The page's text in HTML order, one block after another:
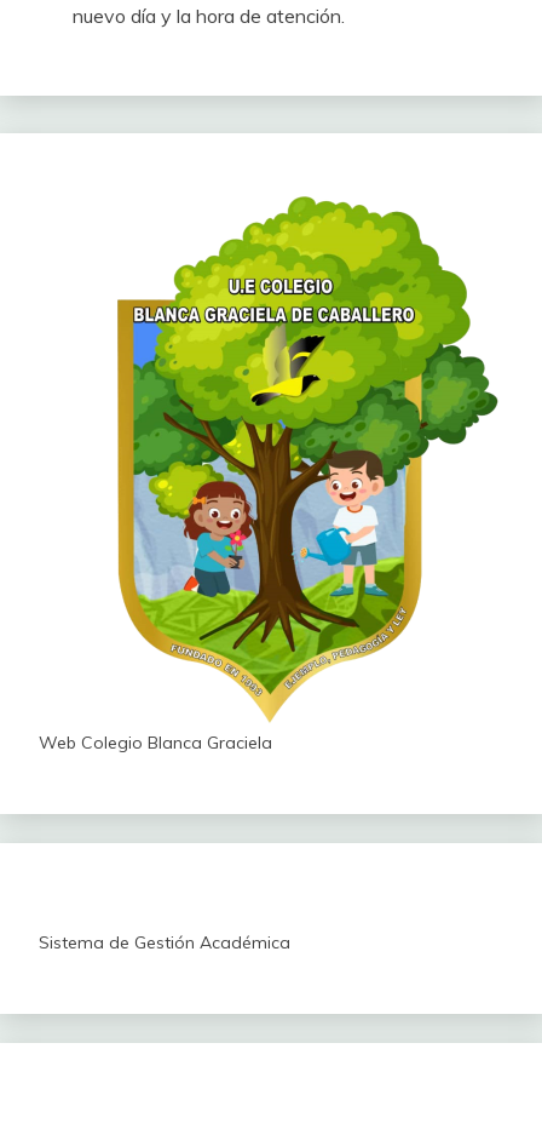
nuevo día y la hora de atención.
Web Colegio Blanca Graciela
Sistema de Gestión Académica